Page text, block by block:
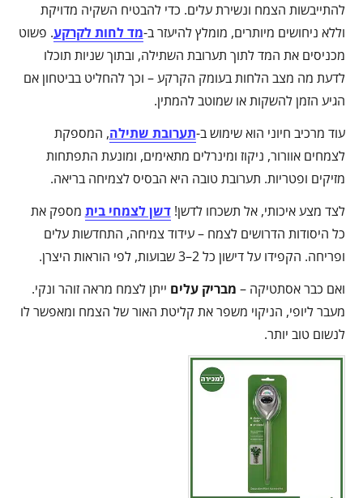
להתייבשות הצמח ונשירת עלים. כדי להבטיח השקיה מדויקת
וללא ניחושים מיותרים, מומלץ להיעזר ב-מד לחות לקרקע. פשוט
מכניסים את המד לתוך תערובת השתילה, ובתוך שניות תוכלו
לדעת מה מצב הלחות בעומק הקרקע – וכך להחליט בביטחון אם
הגיע הזמן להשקות או שמוטב להמתין.
עוד מרכיב חיוני הוא שימוש ב-תערובת שתילה, המספקת
לצמחים אוורור, ניקוז ומינרלים מתאימים, ומונעת התפתחות
מזיקים ופטריות. תערובת טובה היא הבסיס לצמיחה בריאה.
לצד מצע איכותי, אל תשכחו לדשן!דשן לצמחי בית מספק את
כל היסודות הדרושים לצמח – עידוד צמיחה, התחדשות עלים
ופריחה. הקפידו על דישון כל 2–3 שבועות, לפי הוראות היצרן.
ואם כבר אסתטיקה – מבריק עלים ייתן לצמח מראה זוהר ונקי.
מעבר ליופי, הניקוי משפר את קליטת האור של הצמח ומאפשר לו
לנשום טוב יותר.